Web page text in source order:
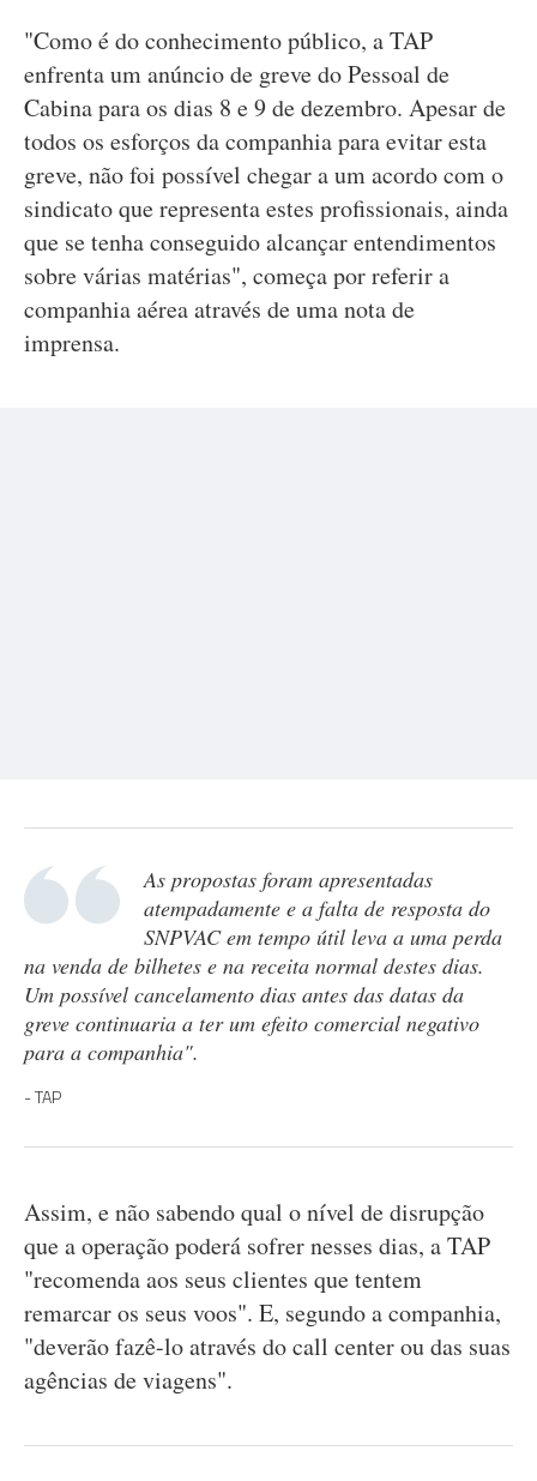
"Como é do conhecimento público, a TAP
enfrenta um anúncio de greve do Pessoal de
Cabina para os dias 8 e 9 de dezembro. Apesar de
todos os esforços da companhia para evitar esta
greve, não foi possível chegar a um acordo com o
sindicato que representa estes profissionais, ainda
que se tenha conseguido alcançar entendimentos
sobre várias matérias", começa por referir a
companhia aérea através de uma nota de
imprensa.
As propostas foram apresentadas
atempadamente e a falta de resposta do
SNPVAC em tempo útil leva a uma perda
na venda de bilhetes e na receita normal destes dias.
Um possível cancelamento dias antes das datas da
greve continuaria a ter um efeito comercial negativo
para a companhia".
TAP
Assim, e não sabendo qual o nível de disrupção
que a operação poderá sofrer nesses dias, a TAP
"recomenda aos seus clientes que tentem
remarcar os seus voos". E, segundo a companhia,
"deverão fazê-lo através do call center ou das suas
agências de viagens".